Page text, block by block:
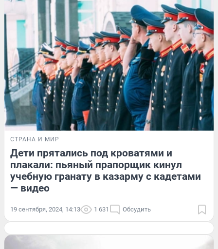
СТРАНА И МИР
Дети прятались под кроватями и
плакали: пьяный прапорщик кинул
учебную гранату в казарму с кадетами
— видео
19 сентября, 2024, 14:13 1 631 Обсудить